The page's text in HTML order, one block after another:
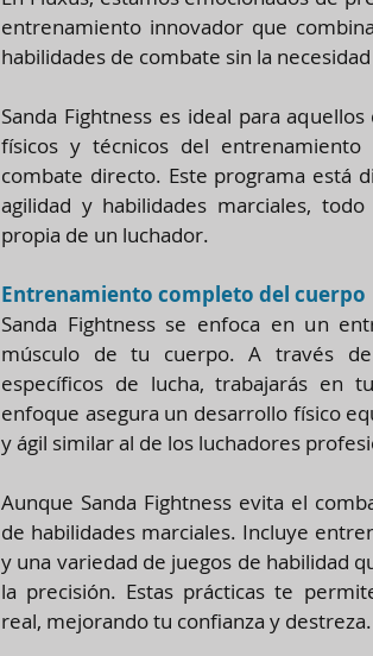
entrenamiento innovador que
habilidades de combate sin la
Sanda Fightness es ideal para
físicos y técnicos del
combate directo. Este programa está
agilidad y habilidades marciales,
propia de un luchador.
Entrenamiento completo del cuerpo
Sanda Fightness se enfoca en un
músculo de tu cuerpo. A través
específicos de lucha, trabajarás en
enfoque asegura un desarrollo físico
y ágil similar al de los luchadores
Aunque Sanda Fightness evita el
de habilidades marciales. Incluye
y una variedad de juegos de habilidad
la precisión. Estas prácticas te
real, mejorando tu confianza y destreza.